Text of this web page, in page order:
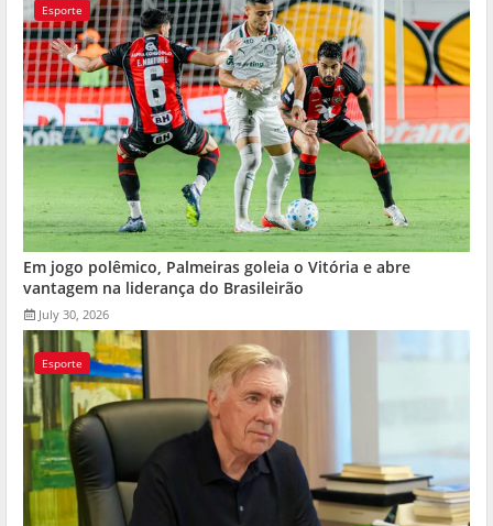
Esporte
Em jogo polêmico, Palmeiras goleia o Vitória e abre
vantagem na liderança do Brasileirão
July 30, 2026
Esporte